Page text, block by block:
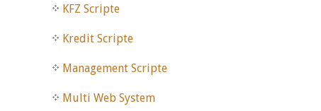
KFZ Scripte
Kredit Scripte
Management Scripte
Multi Web System